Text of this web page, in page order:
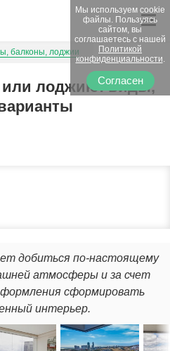
балконы, лоджии
или лоджию: виды,
добиться по-настоящему
атмосферы и за счет
сформировать
интерьер.
Мы используем cookie
файлы. Пользуясь
сайтом, вы
соглашаетесь с нашей
Политикой
конфиденциальности.
Согласен